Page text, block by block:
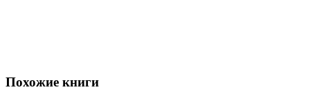
Похожие книги